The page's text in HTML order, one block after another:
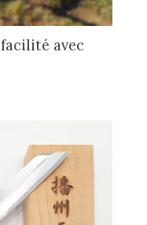
avec